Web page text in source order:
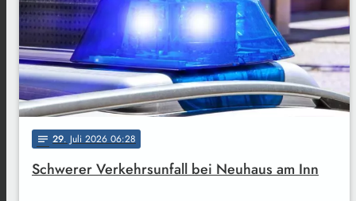
notes 29. Juli 2026 06:28
Schwerer Verkehrsunfall bei Neuhaus am Inn